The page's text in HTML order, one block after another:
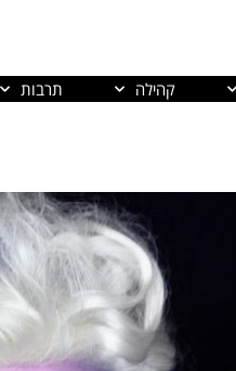
קהילה תרבות